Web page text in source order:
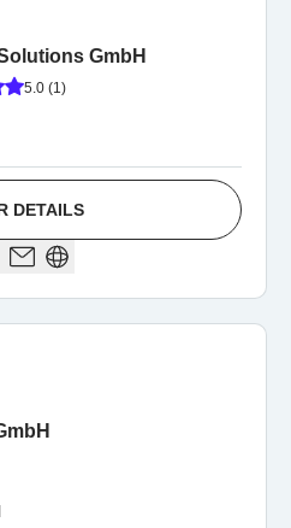
GmbH
5.0 (1)
DETAILS